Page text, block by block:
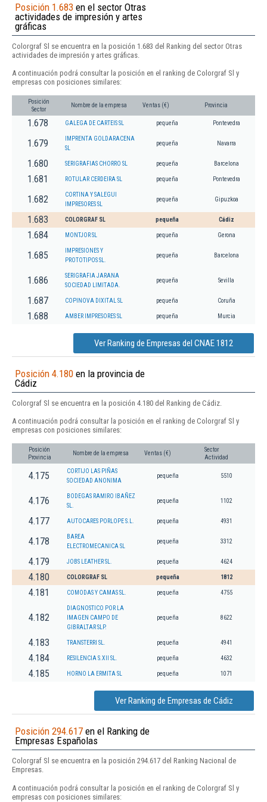
Posición 1.683 en el sector Otras
actividades de impresión y artes
gráficas
Colorgraf Sl se encuentra en la posición 1.683 del Ranking del sector Otras
actividades de impresión y artes gráficas.
A continuación podrá consultar la posición en el ranking de Colorgraf Sl y
empresas con posiciones similares:
Posición
Sector
Nombre de la empresa Ventas (€) Provincia
1.678 GALEGA DE CARTEIS SL pequeña Pontevedra
1.679
IMPRENTA GOLDARACENA
SL
pequeña Navarra
1.680 SERIGRAFIAS CHORRO SL pequeña Barcelona
1.681 ROTULAR CERDEIRA SL pequeña Pontevedra
1.682
CORTINA Y SALEGUI
IMPRESORES SL
pequeña Gipuzkoa
1.683 COLORGRAF SL pequeña Cádiz
1.684 MONTJOR SL pequeña Gerona
1.685
IMPRESIONES Y
PROTOTIPOS SL.
pequeña Barcelona
1.686
SERIGRAFIA JARANA
SOCIEDAD LIMITADA.
pequeña Sevilla
1.687 COPINOVA DIXITAL SL pequeña Coruña
1.688 AMBER IMPRESORES SL pequeña Murcia
Ver Ranking de Empresas del CNAE 1812
Posición 4.180 en la provincia de
Cádiz
Colorgraf Sl se encuentra en la posición 4.180 del Ranking de Cádiz.
A continuación podrá consultar la posición en el ranking de Colorgraf Sl y
empresas con posiciones similares:
Posición
Provincia
Nombre de la empresa Ventas (€)
Sector
Actividad
4.175
CORTIJO LAS PIÑAS
SOCIEDAD ANONIMA
pequeña 5510
4.176
BODEGAS RAMIRO IBAÑEZ
SL.
pequeña 1102
4.177 AUTOCARES PORLOPE S.L. pequeña 4931
4.178
BAREA
ELECTROMECANICA SL
pequeña 3312
4.179 JOBS LEATHER SL. pequeña 4624
4.180 COLORGRAF SL pequeña 1812
4.181 COMODAS Y CAMAS SL. pequeña 4755
4.182
DIAGNOSTICO POR LA
IMAGEN CAMPO DE
GIBRALTAR SLP.
pequeña 8622
4.183 TRANSTERRI SL. pequeña 4941
4.184 RESILENCIA S.XII SL. pequeña 4632
4.185 HORNO LA ERMITA SL pequeña 1071
Ver Ranking de Empresas de Cádiz
Posición 294.617 en el Ranking de
Empresas Españolas
Colorgraf Sl se encuentra en la posición 294.617 del Ranking Nacional de
Empresas.
A continuación podrá consultar la posición en el ranking de Colorgraf Sl y
empresas con posiciones similares: